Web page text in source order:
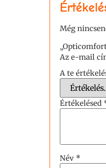
Még
Az e-mail
A te
Értékelésed
Név *